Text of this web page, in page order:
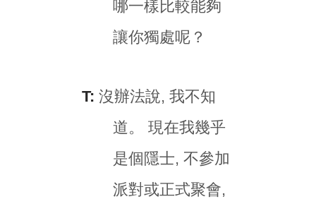
哪一樣比較能夠
讓你獨處呢？
T: 沒辦法說, 我不知
道。 現在我幾乎
是個隱士, 不參加
派對或正式聚會,